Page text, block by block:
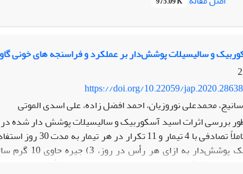
مفیدی برای شناخت بهتر ژن ها و فرایندهای درگیر در
و سالیسیلات پوشش‌دار بر عملکرد و فراسنجه های خونی
https://doi.org/10.22059/
محمدعلی نوروزیان، احمد افضل‌ زاده، علی اسدی الموتی
آسکوربیک پوشش‌دار + 10 گرم سالسیلات پوشش‌دار به ازای هر